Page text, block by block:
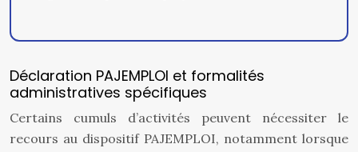
Déclaration PAJEMPLOI et formalités
administratives spécifiques
Certains cumuls d’activités peuvent nécessiter le
recours au dispositif PAJEMPLOI, notamment lorsque